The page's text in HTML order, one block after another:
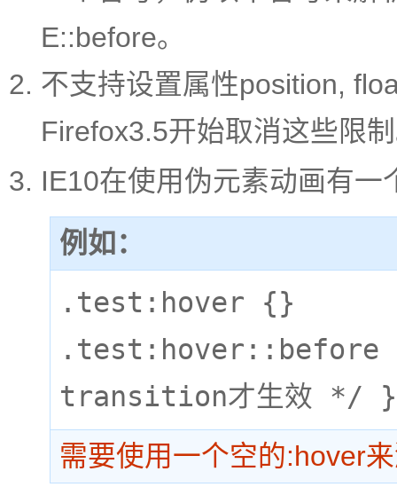
E::before。
不支持设置属性position,
Firefox3.5开始取消这些限
IE10在使用伪元素动画有一
例如：
.test:hover {}
.test:hover::before
transition才生效 */ }
需要使用一个空的:hover